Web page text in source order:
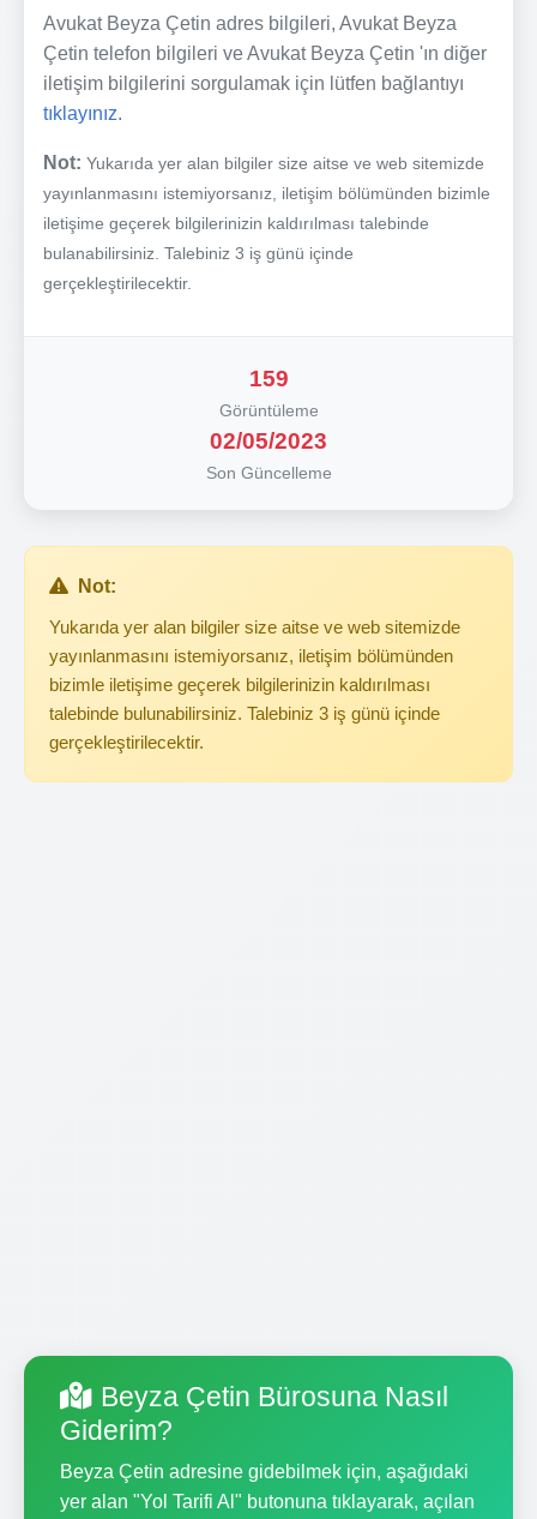
Avukat Beyza Çetin adres bilgileri, Avukat Beyza
Çetin telefon bilgileri ve Avukat Beyza Çetin 'ın diğer
iletişim bilgilerini sorgulamak için lütfen bağlantıyı
tıklayınız.
Not: Yukarıda yer alan bilgiler size aitse ve web sitemizde
yayınlanmasını istemiyorsanız, iletişim bölümünden bizimle
iletişime geçerek bilgilerinizin kaldırılması talebinde
bulanabilirsiniz. Talebiniz 3 iş günü içinde
gerçekleştirilecektir.
159
Görüntüleme
02/05/2023
Son Güncelleme
Not:
Yukarıda yer alan bilgiler size aitse ve web sitemizde
yayınlanmasını istemiyorsanız, iletişim bölümünden
bizimle iletişime geçerek bilgilerinizin kaldırılması
talebinde bulunabilirsiniz. Talebiniz 3 iş günü içinde
gerçekleştirilecektir.
Beyza Çetin Bürosuna Nasıl
Giderim?
Beyza Çetin adresine gidebilmek için, aşağıdaki
yer alan "Yol Tarifi Al" butonuna tıklayarak, açılan